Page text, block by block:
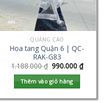
QUẢNG CÁO
Hoa tang Quận 6 | QC-
RAK-G83
1.188.000₫ 990.000₫
Thêm vào giỏ hàng